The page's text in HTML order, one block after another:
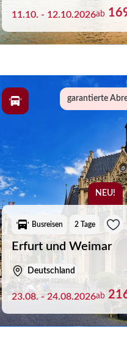
haben noch keine Reisen
11.10. - 12.10.2026ab
garantierte
NEU!
Busreisen 2 Tage
Erfurt und Weimar
Deutschland
23.08. - 24.08.2026ab